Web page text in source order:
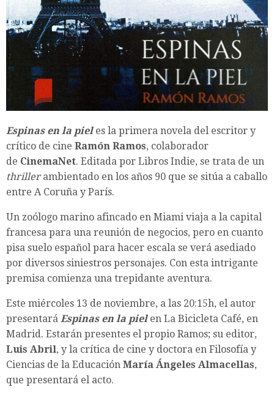
Espinas en la piel es la primera novela del escritor y
crítico de cine Ramón Ramos, colaborador
de CinemaNet. Editada por Libros Indie, se trata de un
thrillerambientado en los años 90 que se sitúa a caballo
entre A Coruña y París.
Un zoólogo marino afincado en Miami viaja a la capital
francesa para una reunión de negocios, pero en cuanto
pisa suelo español para hacer escala se verá asediado
por diversos siniestros personajes. Con esta intrigante
premisa comienza una trepidante aventura.
Este miércoles 13 de noviembre, a las 20:15h, el autor
presentará Espinas en la piel en La Bicicleta Café, en
Madrid. Estarán presentes el propio Ramos; su editor,
Luis Abril, y la crítica de cine y doctora en Filosofía y
Ciencias de la Educación María Ángeles Almacellas,
que presentará el acto.